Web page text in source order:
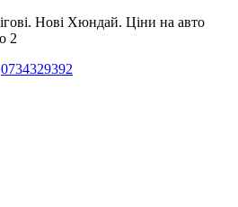
0734329392